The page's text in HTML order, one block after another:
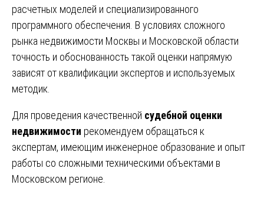
расчетных моделей и специализированного
программного обеспечения. В условиях сложного
рынка недвижимости Москвы и Московской области
точность и обоснованность такой оценки напрямую
зависят от квалификации экспертов и используемых
методик.
Для проведения качественной судебной оценки
недвижимости рекомендуем обращаться к
экспертам, имеющим инженерное образование и опыт
работы со сложными техническими объектами в
Московском регионе.